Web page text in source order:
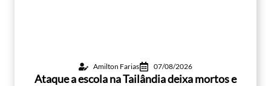
Amilton Farias 07/08/2026
Ataque a escola na Tailândia deixa mortos e